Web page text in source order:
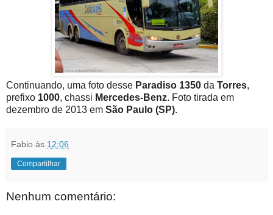
Continuando, uma foto desse Paradiso 1350 da Torres,
prefixo 1000, chassi Mercedes-Benz. Foto tirada em
dezembro de 2013 em São Paulo (SP).
Fabio às 12:06
Compartilhar
Nenhum comentário: